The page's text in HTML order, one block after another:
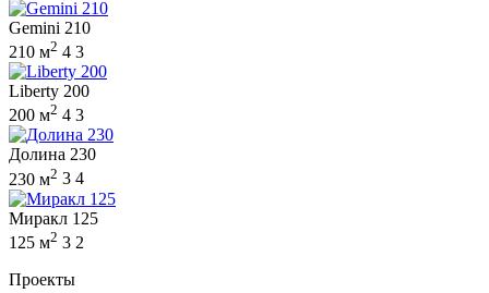
Gemini 210
210 м2 4 3
Liberty 200
200 м2 4 3
Долина 230
230 м2 3 4
Миракл 125
125 м2 3 2
Проекты